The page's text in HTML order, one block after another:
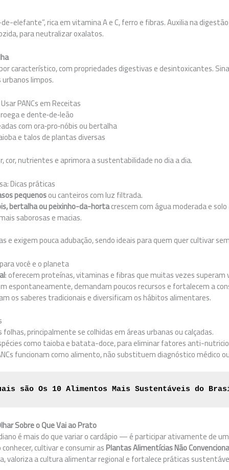
elefante”, rica em vitamina A e C, ferro e fibras. Auxilia na
para neutralizar oxalatos.
característico, com propriedades digestivas e desintoxicantes.
limpos.
PANCs em Receitas
e dente‑de‑leão
com ora‑pro‑nóbis ou bertalha
e talos de plantas diversas
cor, nutrientes e aprimora a sustentabilidade no dia a dia.
Dicas práticas
pequenosou canteiros com luz filtrada.
bertalha ou peixinho-da-hortacrescem com água moderada e
saborosas e macias.
e exigem pouca adubação, sendo ideais para quem quer cultivar
você e o planeta
: oferecem proteínas, vitaminas e fibras que muitas vezes superam
espontaneamente, demandam poucos recursos e fortalecem a
os saberes tradicionais e diversificam os hábitos alimentares.
principalmente se colhidas em áreas urbanas ou calçadas.
como taioba e batata-doce, para eliminar fatores anti-
funcionam como alimento, não substituem diagnóstico médico
são Os 10 Alimentos Mais Sustentáveis do
Sobre o Que Vai ao Prato
é mais do que variar o cardápio — é participar ativamente de
cultivar e consumir asPlantas Alimentícias Não
valoriza a cultura alimentar regional e fortalece práticas